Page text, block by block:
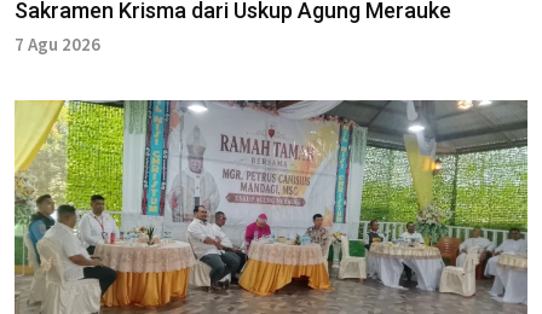
Sakramen Krisma dari Uskup Agung Merauke
7 Agu 2026